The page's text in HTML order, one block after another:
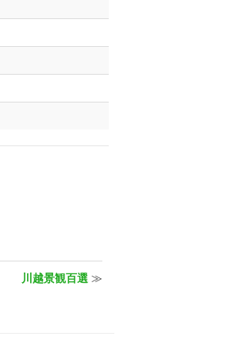
川越景観百選≫